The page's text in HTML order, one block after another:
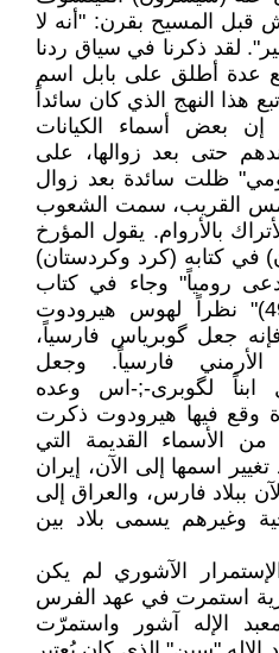
قبل المسيح بقرن: "أنه لا
لقد ذكرنا في سياق ردنا
عدة أطلق على بابل اسم
هذا النهج الذي كان سائداً
بعض أسماء الكيانات
حتى بعد زوالها، على
ظلت سائدة بعد زوال
القريب، سمت الشعوب
بالأروام. يقول المؤرخ
في كتابه (كرد وكردستان)
رومياً" وجاء في كتاب
سافرتيان أيضاً في ص (49)" نظراً لهوس هيرودوت
جعل گوبرياس فارسياً،
فارسياً. وجعل
ابناً لگوبری-;-اس وعده
وقع فيها هيرودوت ذكرت
الأسماء القديمة التي
اسمها إلى الآن، إيران
ببلاد فارس، والعراق إلى
وغيرهم يسمى بلاد بين
الآشوري لم يكن
استمرت في عهد الفرس
الإله آشور واستمرّت